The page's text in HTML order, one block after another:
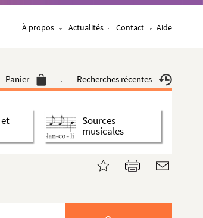
À propos Actualités Contact Aide
Panier Recherches récentes
Sources
musicales